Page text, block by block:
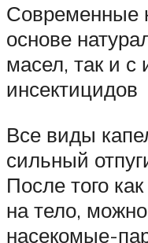
Современные
основе
масел, так и с
инсектицидов
Все виды
сильный
После того
на тело,
насекомые-